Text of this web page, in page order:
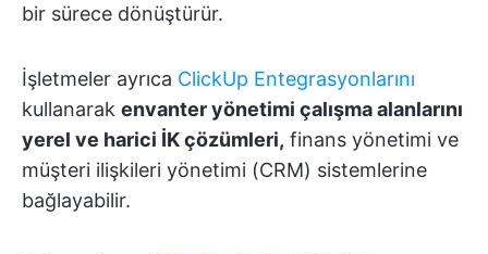
bir sürece dönüştürür.
İşletmeler ayrıca ClickUp Entegrasyonlarını
kullanarak envanter yönetimi çalışma alanlarını
yerel ve harici İK çözümleri, finans yönetimi ve
müşteri ilişkileri yönetimi (CRM) sistemlerine
bağlayabilir.